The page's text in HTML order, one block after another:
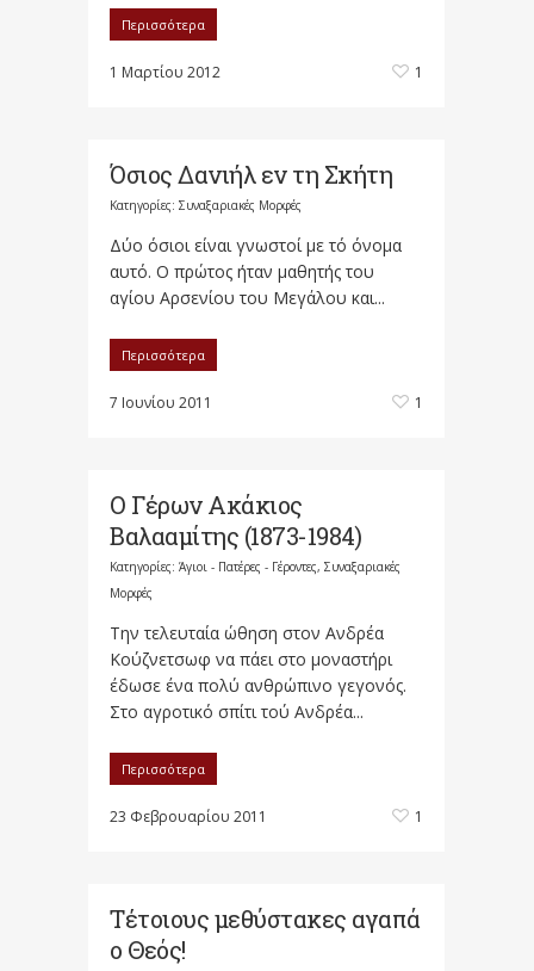
Περισσότερα
1 Μαρτίου 2012 1
Όσιος Δανιήλ εν τη Σκήτη
Κατηγορίες: Συναξαριακές Μορφές
Δύο όσιοι είναι γνωστοί με τό όνομα
αυτό. Ο πρώτος ήταν μαθητής του
αγίου Αρσενίου του Μεγάλου και...
Περισσότερα
7 Ιουνίου 2011 1
Ο Γέρων Ακάκιος
Βαλααμίτης (1873-1984)
Κατηγορίες: Άγιοι - Πατέρες - Γέροντες, Συναξαριακές
Μορφές
Την τελευταία ώθηση στον Ανδρέα
Κούζνετσωφ να πάει στο μοναστήρι
έδωσε ένα πολύ ανθρώπινο γεγονός.
Στο αγροτικό σπίτι τού Ανδρέα...
Περισσότερα
23 Φεβρουαρίου 2011 1
Τέτοιους μεθύστακες αγαπά
ο Θεός!